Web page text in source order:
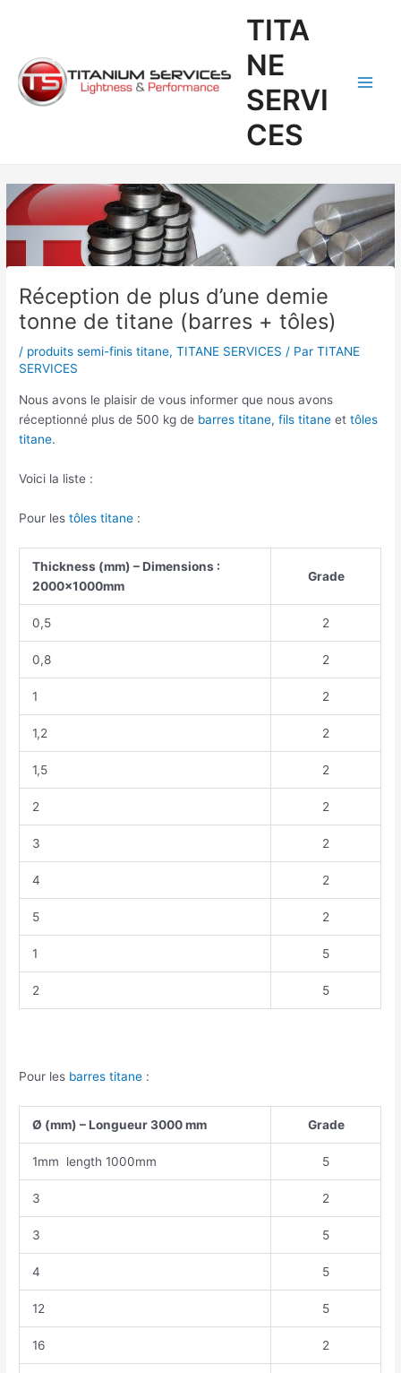
TITA
NE
SERVI
CES
Réception de plus d’une demie
tonne de titane (barres + tôles)
/ produits semi-finis titane,TITANE SERVICES / ParTITANE
SERVICES
Nous avons le plaisir de vous informer que nous avons
réceptionné plus de 500 kg de barres titane,fils titane ettôles
titane.
Voici la liste :
Pour lestôles titane :
Thickness (mm) – Dimensions :
2000x1000mm
Grade
0,5 2
0,8 2
1 2
1,2 2
1,5 2
2 2
3 2
4 2
5 2
1 5
2 5
Pour les barres titane :
Ø (mm) – Longueur 3000 mm Grade
1mm length 1000mm 5
3 2
3 5
4 5
12 5
16 2